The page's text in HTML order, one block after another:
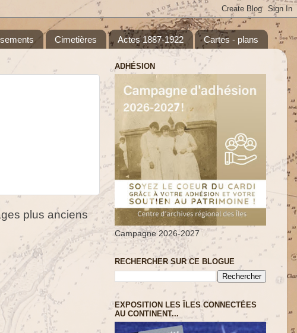
Cimetières Actes 1887-1922 Cartes - plans
plus anciens
ADHÉSION
Campagne 2026-2027
RECHERCHER SUR CE BLOGUE
EXPOSITION LES ÎLES CONNECTÉES
AU CONTINENT...